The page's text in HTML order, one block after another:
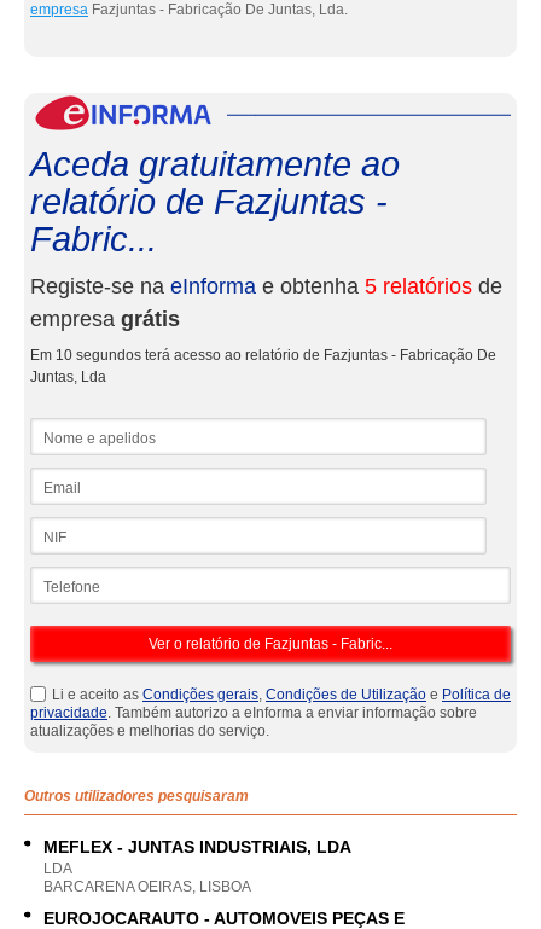
empresa Fazjuntas - Fabricação De Juntas, Lda.
Aceda gratuitamente ao
relatório de Fazjuntas -
Fabric...
Registe-se na eInforma e obtenha 5 relatórios de
empresa grátis
Em 10 segundos terá acesso ao relatório de Fazjuntas - Fabricação De
Juntas, Lda
Li e aceito as Condições gerais, Condições de Utilização e Política de
privacidade. Também autorizo a eInforma a enviar informação sobre
atualizações e melhorias do serviço.
Outros utilizadores pesquisaram
MEFLEX - JUNTAS INDUSTRIAIS, LDA
LDA
BARCARENA OEIRAS, LISBOA
EUROJOCARAUTO - AUTOMOVEIS PEÇAS E